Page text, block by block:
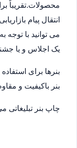
محصولات.تقریباً
انتقال پیام
می توانید با توجه
یک اجلاس و یا
بنرها برای
بنر باکیفیت و
چاپ بنر تبلیغاتی